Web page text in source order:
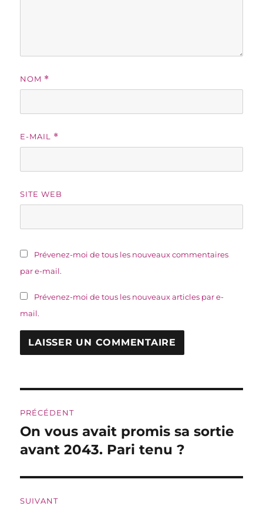
NOM *
E-MAIL *
SITE WEB
Prévenez-moi de tous les nouveaux commentaires
par e-mail.
Prévenez-moi de tous les nouveaux articles par e-
mail.
de
l’article
PRÉCÉDENT
Publication
précédente :
On vous avait promis sa sortie
avant 2043. Pari tenu ?
SUIVANT